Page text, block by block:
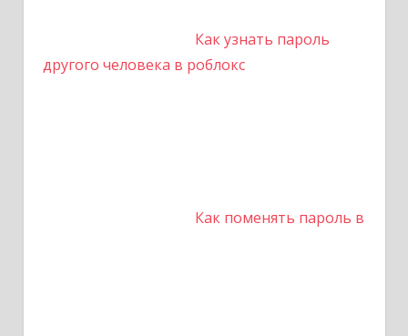
Как узнать пароль
другого человека в роблокс
Как поменять пароль в